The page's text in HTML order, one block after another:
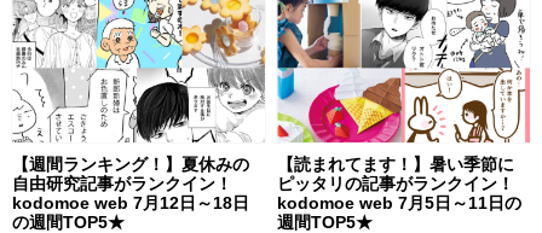
【週間ランキング！】夏休みの
自由研究記事がランクイン！
kodomoe web 7月12日～18日
の週間TOP5★
【読まれてます！】暑い季節に
ピッタリの記事がランクイン！
kodomoe web 7月5日～11日の
週間TOP5★